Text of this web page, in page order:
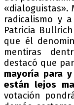
«dialoguistas».
radicalismo y
Patricia
que él
mentiras
destacó que
mayoría para
están lejos
votación